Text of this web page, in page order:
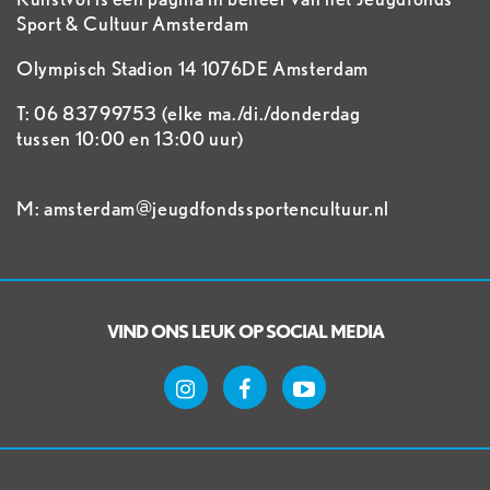
Sport & Cultuur Amsterdam
Olympisch Stadion 14 1076DE Amsterdam
T: 06 83799753 (elke ma./di./donderdag
tussen 10:00 en 13:00 uur)
M: amsterdam@jeugdfondssportencultuur.nl
VIND ONS LEUK OP SOCIAL MEDIA